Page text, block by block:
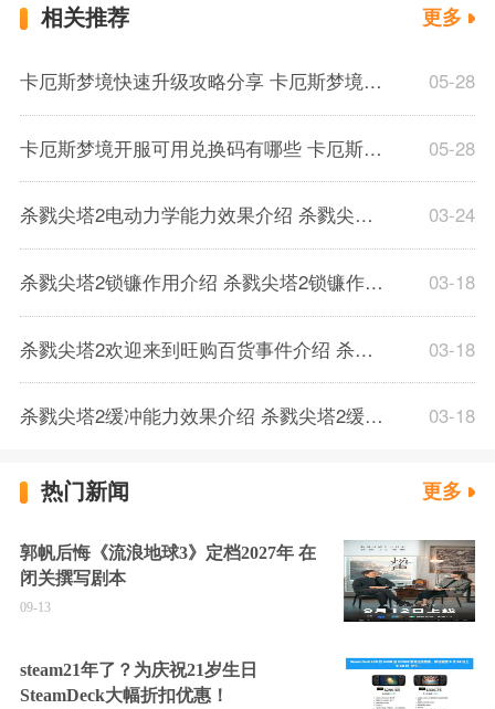
相关推荐 更多
卡厄斯梦境快速升级攻略分享 卡厄斯梦境体力规划分配推荐介绍 05-28
卡厄斯梦境开服可用兑换码有哪些 卡厄斯梦境通用兑换码一览 05-28
杀戮尖塔2电动力学能力效果介绍 杀戮尖塔2电动力学能力效果解析一览 03-24
杀戮尖塔2锁镰作用介绍 杀戮尖塔2锁镰作用解析一览 03-18
杀戮尖塔2欢迎来到旺购百货事件介绍 杀戮尖塔2欢迎来到旺购百货事件解析 03-18
杀戮尖塔2缓冲能力效果介绍 杀戮尖塔2缓冲能力解析一览 03-18
热门新闻 更多
郭帆后悔《流浪地球3》定档2027年 在
闭关撰写剧本
09-13
steam21年了？为庆祝21岁生日
SteamDeck大幅折扣优惠！